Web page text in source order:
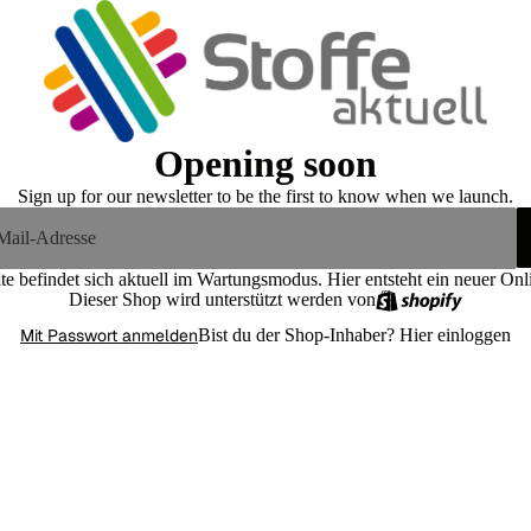
Opening soon
Sign up for our newsletter to be the first to know when we launch.
befindet sich aktuell im Wartungsmodus. Hier entsteht ein neuer
Dieser Shop wird unterstützt werden von
Mit Passwort anmeldenBist du der Shop-Inhaber? Hier einloggen